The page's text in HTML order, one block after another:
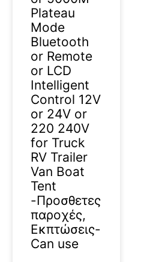
Plateau
Mode
Bluetooth
or Remote
or LCD
Intelligent
Control 12V
or 24V or
220 240V
for Truck
RV Trailer
Van Boat
Tent
-Προσθετες
παροχές,
Εκπτώσεις-
Can use